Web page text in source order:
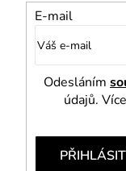
E-mail
Odesláním
údajů.